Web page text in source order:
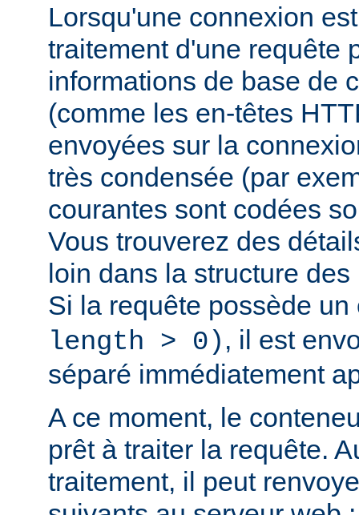
Lorsqu'une connexion
traitement d'une requête
informations de base de
(comme les en-têtes
envoyées sur la
très condensée (par
courantes sont codées
Vous trouverez des
loin dans la structure
Si la requête possède
length > 0) , il est
séparé immédiatement
A ce moment, le
prêt à traiter la requête.
traitement, il peut